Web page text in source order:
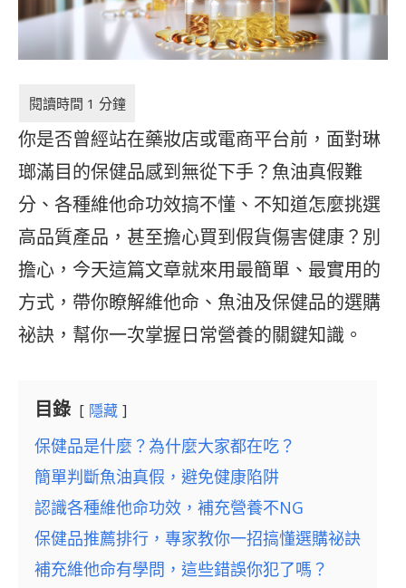
你是否曾經站在藥妝店或電商平台前，面對琳
瑯滿目的保健品感到無從下手？魚油真假難
分、各種維他命功效搞不懂、不知道怎麼挑選
高品質產品，甚至擔心買到假貨傷害健康？別
擔心，今天這篇文章就來用最簡單、最實用的
方式，帶你瞭解維他命、魚油及保健品的選購
祕訣，幫你一次掌握日常營養的關鍵知識。
目錄 隱藏
保健品是什麼？為什麼大家都在吃？
簡單判斷魚油真假，避免健康陷阱
認識各種維他命功效，補充營養不NG
保健品推薦排行，專家教你一招搞懂選購祕訣
補充維他命有學問，這些錯誤你犯了嗎？